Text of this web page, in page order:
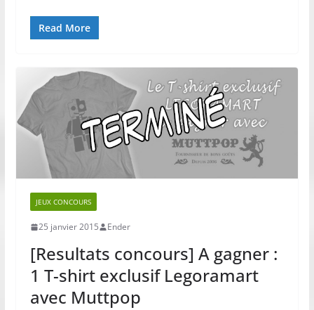
Read More
JEUX CONCOURS
25 janvier 2015 Ender
[Resultats concours] A gagner :
1 T-shirt exclusif Legoramart
avec Muttpop